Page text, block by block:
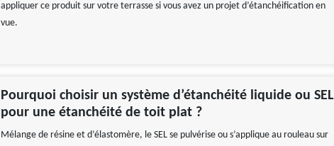
appliquer ce produit sur votre terrasse si vous avez un projet d’étanchéification en
vue.
Pourquoi choisir un système d’étanchéité liquide ou SEL
pour une étanchéité de toit plat ?
Mélange de résine et d’élastomère, le SEL se pulvérise ou s’applique au rouleau sur